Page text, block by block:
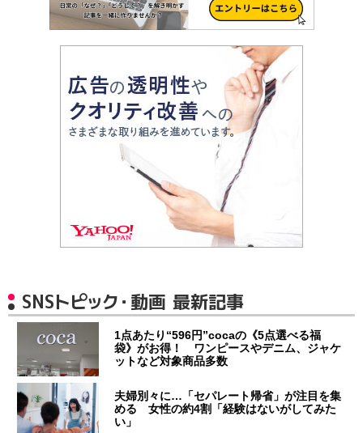
SNSトピック・動画 最新記事
1点あたり“596円”cocaの《5点選べる福
袋》がお得！ ワンピースやデニム、ジャケ
ットなど対象商品多数
夫婦別々に…「セパレート帰省」が注目を集
める 女性の約4割「経験はないがしてみた
い」